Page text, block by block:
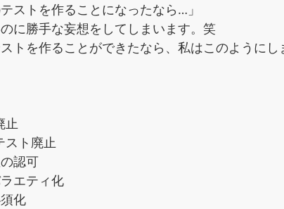
ストを作ることになったなら…」
に勝手な妄想をしてしまいます。笑
トを作ることができたなら、私はこのようにし
止
スト廃止
認可
エティ化
化